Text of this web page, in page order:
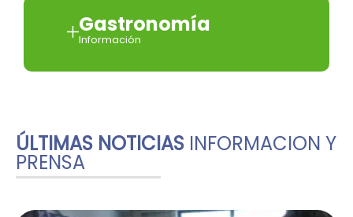
Gastronomía
Información
ÚLTIMAS NOTICIAS INFORMACION Y
PRENSA